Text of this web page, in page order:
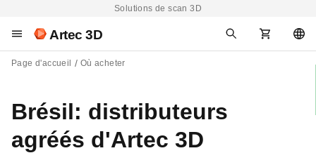
Solutions de scan 3D
Artec 3D
Page d'accueil Où acheter
Brésil: distributeurs
agréés d'Artec 3D